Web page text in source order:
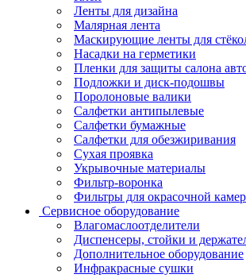
Ленты для дизайна
Малярная лента
Маскирующие ленты для
Насадки на герметики
Пленки для защиты салона
Подложки и диск-подошвы
Поролоновые валики
Салфетки антипылевые
Салфетки бумажные
Салфетки для обезжиривания
Сухая проявка
Укрывочные материалы
Фильтр-воронка
Фильтры для окрасочной
Сервисное оборудование
Влагомаслоотделители
Диспенсеры, стойки и
Дополнительное оборудование
Инфракрасные сушки